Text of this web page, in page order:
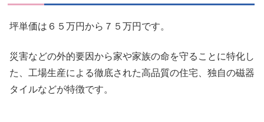
坪単価は６５万円から７５万円です。
災害などの外的要因から家や家族の命を守ることに特化し
た、工場生産による徹底された高品質の住宅、独自の磁器
タイルなどが特徴です。